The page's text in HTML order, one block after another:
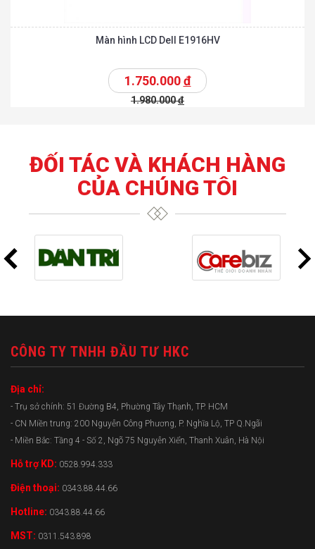
Màn hình LCD Dell E1916HV
1.750.000đ
1.980.000đ
ĐỐI TÁC VÀ KHÁCH HÀNG
CỦA CHÚNG TÔI
CÔNG TY TNHH ĐẦU TƯ HKC
Địa chỉ:
- Trụ sở chính: 51 Đường B4, Phường Tây Thạnh, TP. HCM
- CN Miền trung: 200 Nguyễn Công Phương, P. Nghĩa Lộ, TP Q.Ngãi
- Miền Bắc: Tầng 4 - Số 2, Ngõ 75 Nguyễn Xiển, Thanh Xuân, Hà Nội
Hỗ trợ KD: 0528.994.333
Điện thoại: 0343.88.44.66
Hotline: 0343.88.44.66
MST: 0311.543.898